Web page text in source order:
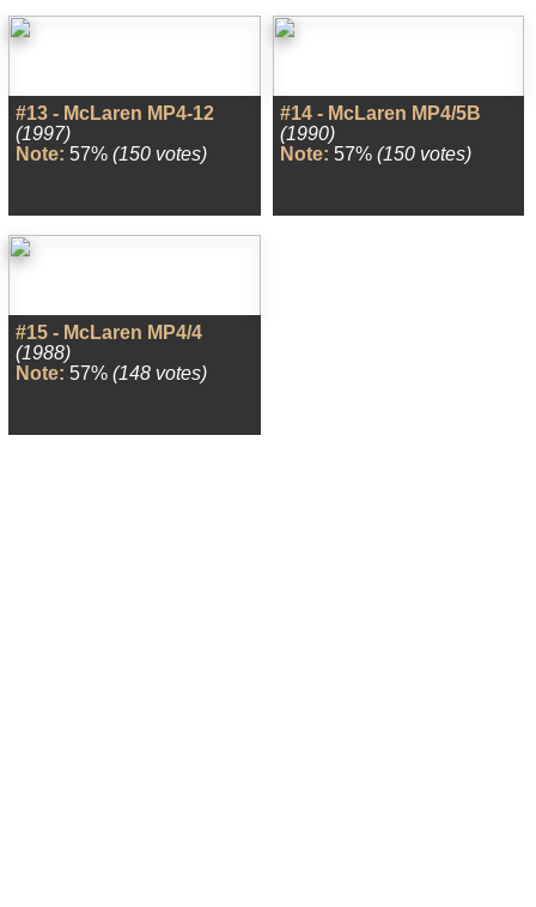
#13 - McLaren MP4-12
(1997)
Note: 57% (150 votes)
#14 - McLaren MP4/5B
(1990)
Note: 57% (150 votes)
#15 - McLaren MP4/4
(1988)
Note: 57% (148 votes)